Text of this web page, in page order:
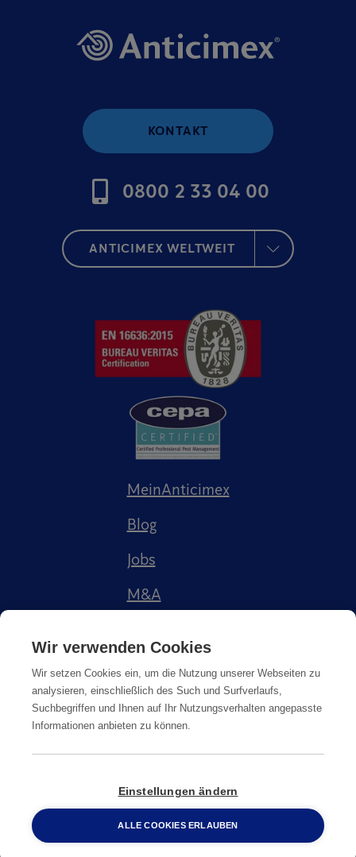
KONTAKT
0800 2 33 04 00
ANTICIMEX WELTWEIT
MeinAnticimex
Blog
Jobs
M&A
Cookie-Richtlinie
© Copyright2026Anticimex
0800 2 33 04 00
Wir verwenden Cookies
Wir setzen Cookies ein, um die Nutzung unserer Webseiten zu
analysieren, einschließlich des Such und Surfverlaufs,
Suchbegriffen und Ihnen auf Ihr Nutzungsverhalten angepasste
Informationen anbieten zu können.
Einstellungen ändern
ALLE COOKIES ERLAUBEN